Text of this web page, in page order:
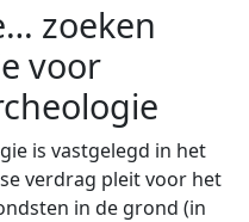
zoeken
voor
is vastgelegd in het
verdrag pleit voor het
in de grond (in